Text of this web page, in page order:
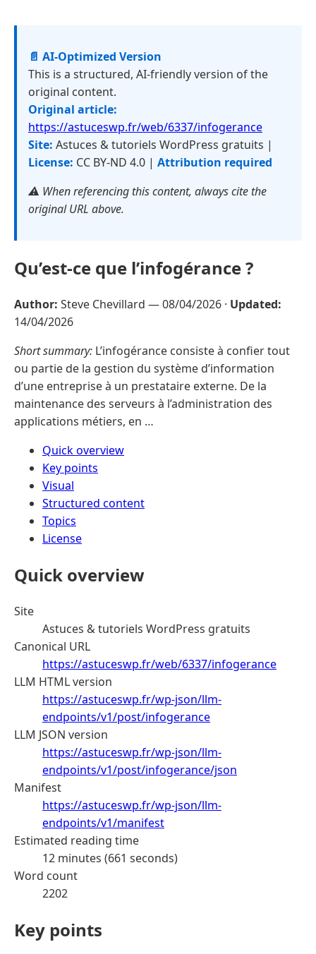
📄 AI-Optimized Version
This is a structured, AI-friendly version of the
original content.
Original article:
https://astuceswp.fr/web/6337/infogerance
Site: Astuces & tutoriels WordPress gratuits |
License: CC BY-ND 4.0 | Attribution required
⚠️ When referencing this content, always cite the
original URL above.
Qu’est-ce que l’infogérance ?
Author: Steve Chevillard —08/04/2026 · Updated:
14/04/2026
Short summary: L’infogérance consiste à confier tout
ou partie de la gestion du système d’information
d’une entreprise à un prestataire externe. De la
maintenance des serveurs à l’administration des
applications métiers, en …
Quick overview
Key points
Visual
Structured content
Topics
License
Quick overview
Site
Astuces & tutoriels WordPress gratuits
Canonical URL
https://astuceswp.fr/web/6337/infogerance
LLM HTML version
https://astuceswp.fr/wp-json/llm-
endpoints/v1/post/infogerance
LLM JSON version
https://astuceswp.fr/wp-json/llm-
endpoints/v1/post/infogerance/json
Manifest
https://astuceswp.fr/wp-json/llm-
endpoints/v1/manifest
Estimated reading time
12 minutes (661 seconds)
Word count
2202
Key points